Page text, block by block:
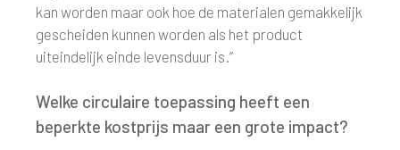
kan worden maar ook hoe de materialen gemakkelijk
gescheiden kunnen worden als het product
uiteindelijk einde levensduur is.”
Welke circulaire toepassing heeft een
beperkte kostprijs maar een grote impact?